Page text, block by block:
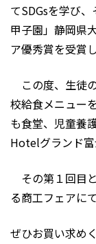
てSDGsを学び
甲子園」静岡県
ア優秀賞を受賞
この度、生徒
校給食メニュー
も食堂、児童養
Hotelグランド富
その第１回目
る商工フェアに
ぜひお買い求め